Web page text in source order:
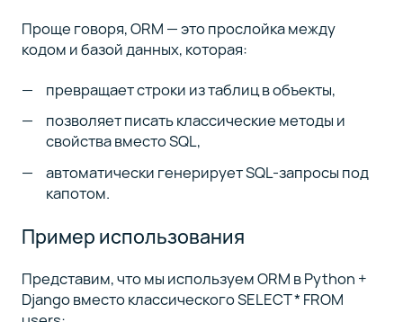
Проще говоря, ORM — это прослойка между
кодом и базой данных, которая:
превращает строки из таблиц в объекты,
позволяет писать классические методы и
свойства вместо SQL,
автоматически генерирует SQL-запросы под
капотом.
Пример использования
Представим, что мы используем ORM в Python +
Django вместо классического SELECT * FROM